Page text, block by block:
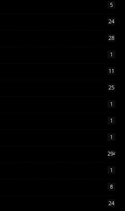
5
24
28
1
11
25
1
1
1
294
1
8
24